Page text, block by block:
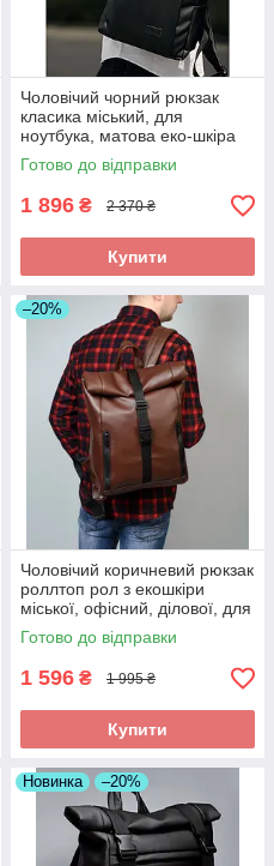
Чоловічий чорний рюкзак
класика міський, для
ноутбука, матова еко-шкіра
(якісний кожзам)
Готово до відправки
1 896 ₴ 2 370 ₴
Купити
–20%
Чоловічий коричневий рюкзак
роллтоп рол з екошкіри
міської, офісний, ділової, для
ноутбука 15,6
Готово до відправки
1 596 ₴ 1 995 ₴
Купити
Новинка –20%